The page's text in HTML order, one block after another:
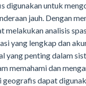
digunakan untuk
jauh. Dengan
melakukan analisis
yang lengkap dan
yang penting dalam
memahami dan
geografis dapat